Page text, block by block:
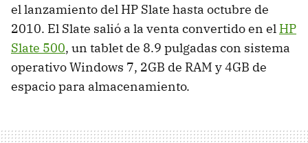
el lanzamiento del HP Slate hasta octubre de
2010. El Slate salió a la venta convertido en el HP
Slate 500, un tablet de 8.9 pulgadas con sistema
operativo Windows 7, 2GB de RAM y 4GB de
espacio para almacenamiento.